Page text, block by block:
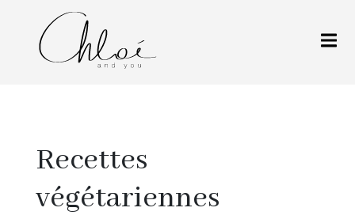
Recettes
végétariennes